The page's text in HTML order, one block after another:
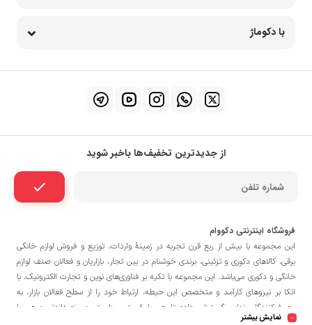
با دکوماژ
از جدیدترین تخفیف‌ها باخبر شوید
فروشگاه اینترنتی دکووام
این مجموعه با بيش از ربع قرن تجربه در زمينۀ واردات، توزيع و فروش لوازم خانگی
برقی، کالاهای دکوری و تزئینی، برندی خوشنام در بين تجار، بازاريان و فعالان صنف لوازم
خانگی و دکوری می‌باشد. این مجموعه با تكيه بر فناوری‌های نوين و تجارت الكترونيک، با
اتکا بر نيروهای كارآمد و متخصص اين حيطه، ارتباط خود را از سطح فعالان بازار، به
مصرف‌كنندگان نهايی گسترش داده تا هم با قيمتی مناسبتر و منصفانه‌تر و هم با
نمایش بیشتر